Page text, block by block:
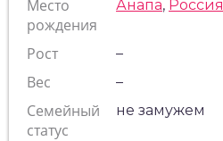
Место
рождения
Анапа, Россия
Рост –
Вес –
Семейный
статус
не замужем